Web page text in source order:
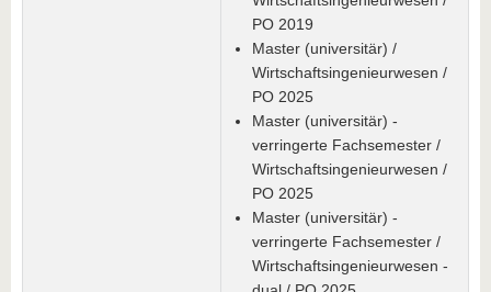
PO 2019
Master (universitär) /
Wirtschaftsingenieurwesen /
PO 2025
Master (universitär) -
verringerte Fachsemester /
Wirtschaftsingenieurwesen /
PO 2025
Master (universitär) -
verringerte Fachsemester /
Wirtschaftsingenieurwesen -